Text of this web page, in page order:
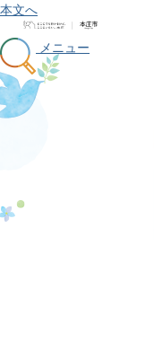
本文へ
メニュー